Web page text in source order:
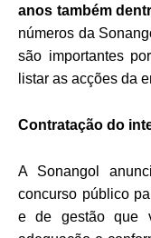
anos também
números da
são importantes
listar as acções da
Contratação do
A Sonangol
concurso público
e de gestão que